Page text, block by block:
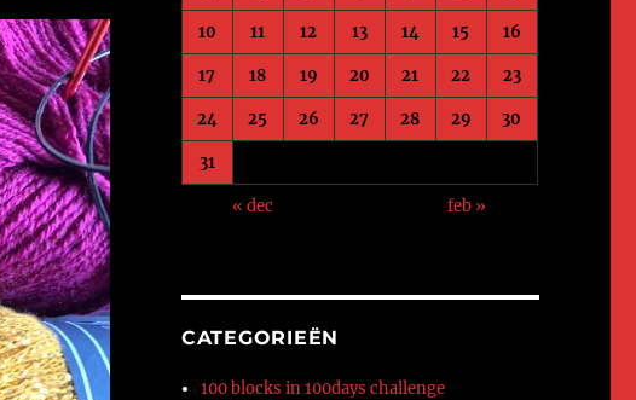
10 11 12 13 14 15 16
17 18 19 20 21 22 23
24 25 26 27 28 29 30
31
« dec feb »
CATEGORIEËN
100 blocks in 100days challenge